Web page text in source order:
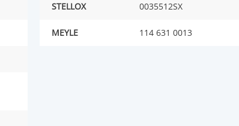
STELLOX 0035512SX
MEYLE 114 631 0013